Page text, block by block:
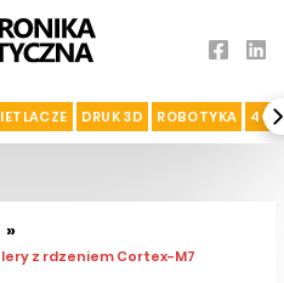
DRUK 3D ROBOTYKA 4G I
»
z rdzeniem Cortex-M7